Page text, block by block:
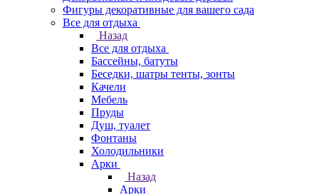
Фигуры декоративные для вашего сада
Все для отдыха
Назад
Все для отдыха
Бассейны, батуты
Беседки, шатры тенты, зонты
Качели
Мебель
Пруды
Душ, туалет
Фонтаны
Холодильники
Арки
Назад
Арки